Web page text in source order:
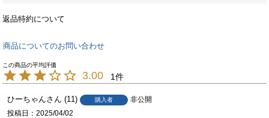
返品特約について
商品についてのお問い合わせ
3.00 1
ひーちゃん 11 購入者
非公開
投稿日
2025/04/02